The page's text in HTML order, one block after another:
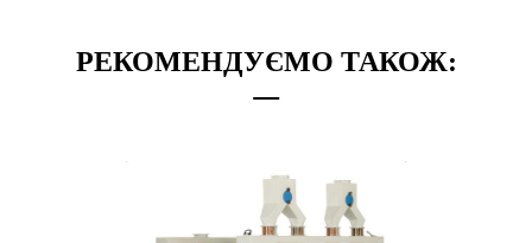
РЕКОМЕНДУЄМО ТАКОЖ: